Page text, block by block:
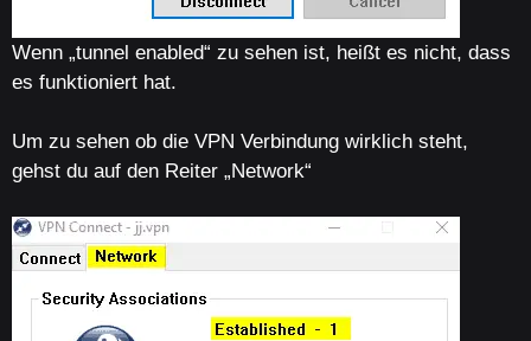
Wenn „tunnel enabled“ zu sehen ist, heißt es nicht, dass
es funktioniert hat.
Um zu sehen ob die VPN Verbindung wirklich steht,
gehst du auf den Reiter „Network“